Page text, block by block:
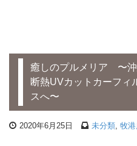
癒しのプルメリア 〜沖
断熱UVカットカーフィ
スへ〜
2020年6月25日 未分類, 牧